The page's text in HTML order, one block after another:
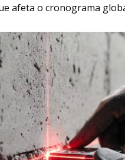
afeta o cronograma